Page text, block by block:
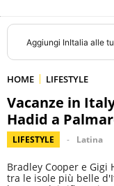
Aggiungi InItalia alle
HOME LIFESTYLE
Vacanze in
Hadid a
LIFESTYLE Latina
Bradley Cooper e Gigi
tra le isole più belle